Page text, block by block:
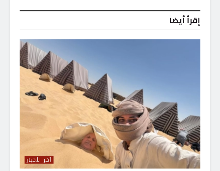
إقرأ أيضاً
آخر الأخبار